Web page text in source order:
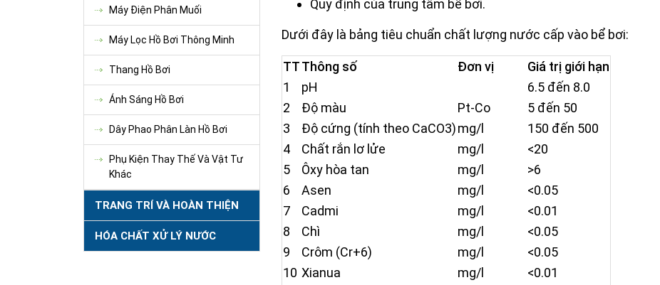
Máy Điện Phân Muối
Máy Lọc Hồ Bơi Thông Minh
Thang Hồ Bơi
Ánh Sáng Hồ Bơi
Dây Phao Phân Làn Hồ Bơi
Phụ Kiện Thay Thế Và Vật Tư
Khác
TRANG TRÍ VÀ HOÀN THIỆN
HÓA CHẤT XỬ LÝ NƯỚC
Quy định của trung tâm bể bơi.
Dưới đây là bảng tiêu chuẩn chất lượng nước cấp vào bể bơi:
TTThông số Đơn vị
Giá trị giới hạn
1
pH
6.5 đến 8.0
2
Độ màu Pt-Co
5 đến 50
3
Độ cứng (tính theo CaCO3)mg/l
150 đến 500
4
Chất rắn lơ lửe mg/l
<20
5
Ôxy hòa tan mg/l
>6
6
Asen mg/l
<0.05
7
Cadmi mg/l
<0.01
8
Chì mg/l
<0.05
9
Crôm (Cr+6) mg/l
<0.05
10 Xianua mg/l
<0.01